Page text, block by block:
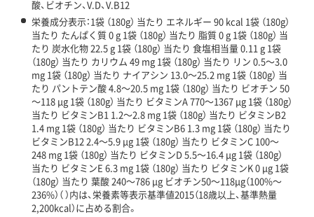
酸、ビオチン、V.D、V.B12
栄養成分表示：1袋 （180g） 当たり エネルギー 90 kcal 1袋 （180g）
当たり たんぱく質 0 g 1袋 （180g） 当たり 脂質 0 g 1袋 （180g） 当
たり 炭水化物 22.5 g 1袋 （180g） 当たり 食塩相当量 0.11 g 1袋
（180g） 当たり カリウム 49 mg 1袋 （180g） 当たり リン 0.5～3.0
mg 1袋 （180g） 当たり ナイアシン 13.0～25.2 mg 1袋 （180g） 当
たり パントテン酸 4.8～20.5 mg 1袋 （180g） 当たり ビオチン 50
～118 μg 1袋 （180g） 当たり ビタミンA 770～1367 μg 1袋 （180g）
当たり ビタミンB1 1.2～2.8 mg 1袋 （180g） 当たり ビタミンB2
1.4 mg 1袋 （180g） 当たり ビタミンB6 1.3 mg 1袋 （180g） 当たり
ビタミンB12 2.4～5.9 μg 1袋 （180g） 当たり ビタミンC 100～
248 mg 1袋 （180g） 当たり ビタミンD 5.5～16.4 μg 1袋 （180g）
当たり ビタミンE 6.3 mg 1袋 （180g） 当たり ビタミンK 0 μg 1袋
（180g） 当たり 葉酸 240～786 μg ビオチン50～118μg（100%～
236%）（ ）内は、栄養素等表示基準値2015（18歳以上、基準熱量
2,200kcal）に占める割合。